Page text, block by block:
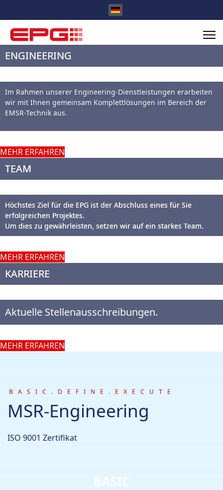
Sprache auswählen
ENGINEERING
Im Rahmen unserer Engineering-Dienstleistungen erarbeiten
wir mit Ihnen gemeinsam Komplettlösungen im Bereich der
EMSR-Technik aus.
MEHR ERFAHREN
TEAM
Höchstes Ziel für die EPG ist der Abschluss eines für Sie
erfolgreichen Projektes.
Um dies zu gewährleisten, setzen wir auf ein starkes Team.
MEHR ERFAHREN
KARRIERE
Aktuelle Stellenausschreibungen.
MEHR ERFAHREN
BASIC.DEFINE.EXECUTE
MSR-Engineering
ISO 9001 Zertifikat
BASIC